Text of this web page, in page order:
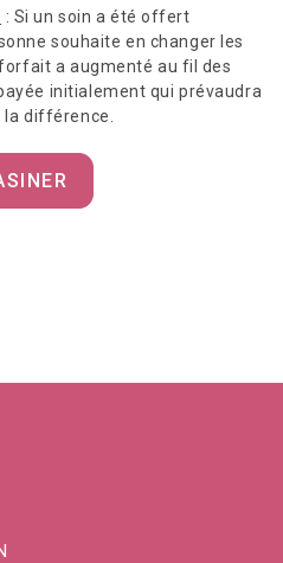
: Si un soin a été offert
souhaite en changer les
a augmenté au fil des
initialement qui prévaudra
différence.